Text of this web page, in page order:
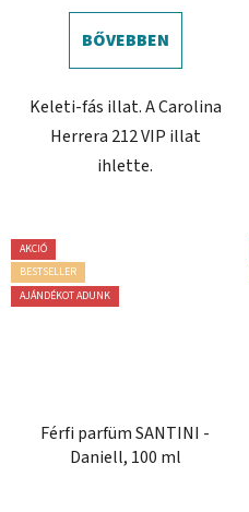
BŐVEBBEN
Keleti-fás illat. A Carolina
Herrera 212 VIP illat
ihlette.
AKCIÓ
BESTSELLER
AJÁNDÉKOT ADUNK
Férfi parfüm SANTINI -
Daniell, 100 ml